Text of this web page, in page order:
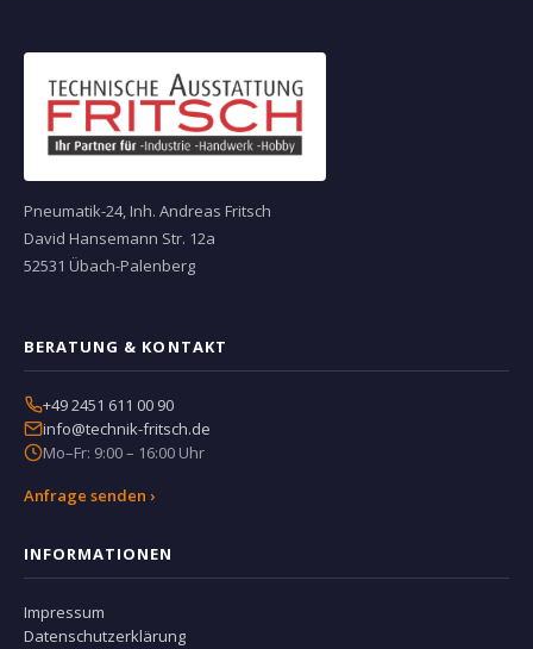
Pneumatik-24, Inh. Andreas Fritsch
David Hansemann Str. 12a
52531 Übach-Palenberg
BERATUNG & KONTAKT
+49 2451 611 00 90
info@technik-fritsch.de
Mo–Fr: 9:00 – 16:00 Uhr
Anfrage senden ›
INFORMATIONEN
Impressum
Datenschutzerklärung